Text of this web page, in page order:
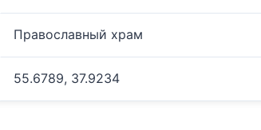
Православный храм
55.6789, 37.9234